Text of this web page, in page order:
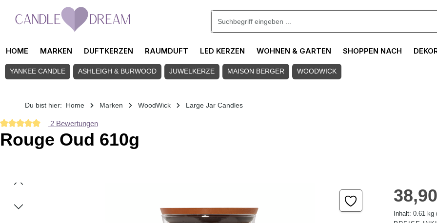
Zum Hauptinhalt springen
HOME MARKEN DUFTKERZEN RAUMDUFT LED KERZEN WOHNEN & GARTEN SHOPPEN NACH
YANKEE CANDLE ASHLEIGH & BURWOOD JUWELKERZE MAISON BERGER WOODWICK
Du bist hier: Home Marken WoodWick Large Jar Candles
Durchschnittliche Bewertung von 5 von 5 Sternen
2 Bewertungen
Rouge Oud 610g
Bildergalerie überspringen
Inhalt:0.61 kg